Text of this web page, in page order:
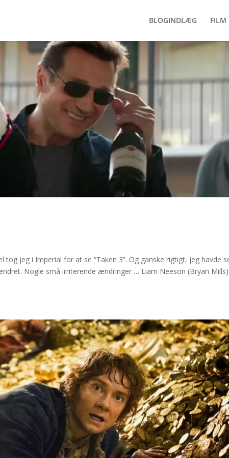
BLOGINDLÆG FILM
jeg i Imperial for at se “Taken 3”. Og ganske rigtigt, jeg havde
Nogle små irriterende ændringer … Liam Neeson (Bryan Mills)